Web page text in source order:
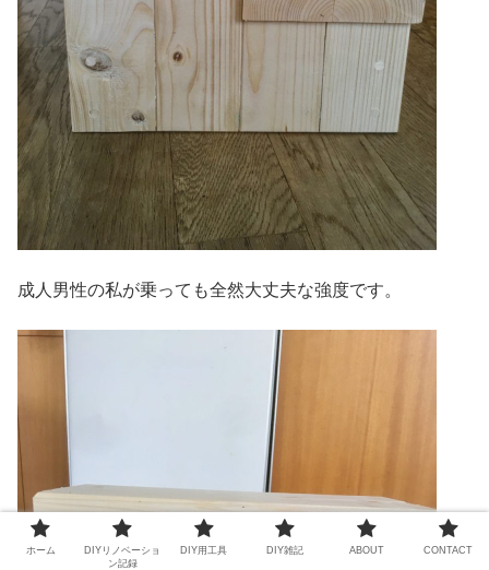
成人男性の私が乗っても全然大丈夫な強度です。
ホーム
DIYリノベーショ
ン記録
DIY用工具 DIY雑記 ABOUT CONTACT